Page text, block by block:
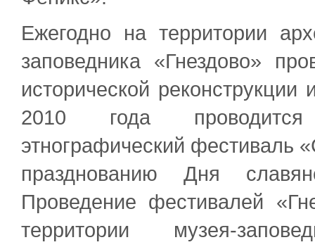
Ежегодно на территории
заповедника «Гнездово»
исторической
2010 года проводится
этнографический фестиваль
празднованию Дня
Проведение фестивалей
территории музея-